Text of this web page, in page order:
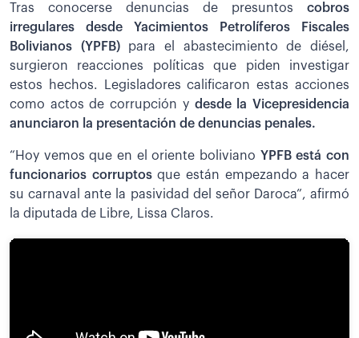
Tras conocerse denuncias de presuntos cobros
irregulares desde Yacimientos Petrolíferos Fiscales
Bolivianos (YPFB)para el abastecimiento de diésel,
surgieron reacciones políticas que piden investigar
estos hechos. Legisladores calificaron estas acciones
como actos de corrupción y desde la Vicepresidencia
anunciaron la presentación de denuncias penales.
“Hoy vemos que en el oriente boliviano YPFB está con
funcionarios corruptosque están empezando a hacer
su carnaval ante la pasividad del señor Daroca”, afirmó
la diputada de Libre, Lissa Claros.